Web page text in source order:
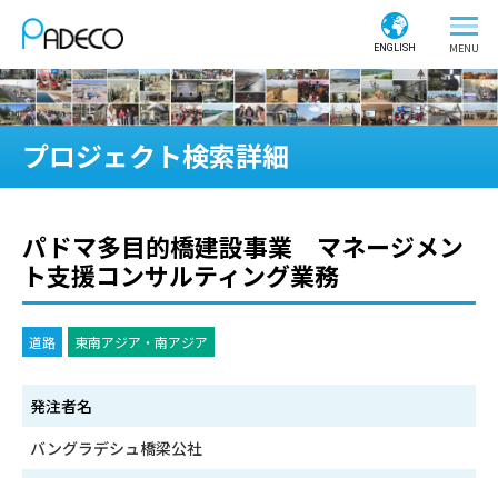
ENGLISH
プロジェクト検索詳細
パドマ多目的橋建設事業 マネージメン
ト支援コンサルティング業務
道路 東南アジア・南アジア
発注者名
バングラデシュ橋梁公社